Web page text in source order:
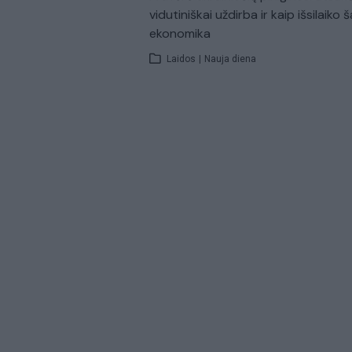
vidutiniškai uždirba ir kaip išsilaiko
ekonomika
Laidos | Nauja diena